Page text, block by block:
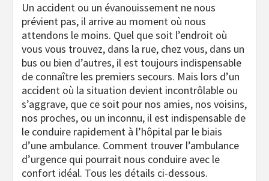
Un accident ou un évanouissement ne nous
prévient pas, il arrive au moment où nous
attendons le moins. Quel que soit l’endroit où
vous vous trouvez, dans la rue, chez vous, dans un
bus ou bien d’autres, il est toujours indispensable
de connaître les premiers secours. Mais lors d’un
accident où la situation devient incontrôlable ou
s’aggrave, que ce soit pour nos amies, nos voisins,
nos proches, ou un inconnu, il est indispensable de
le conduire rapidement à l’hôpital par le biais
d’une ambulance. Comment trouver l’ambulance
d’urgence qui pourrait nous conduire avec le
confort idéal. Tous les détails ci-dessous.